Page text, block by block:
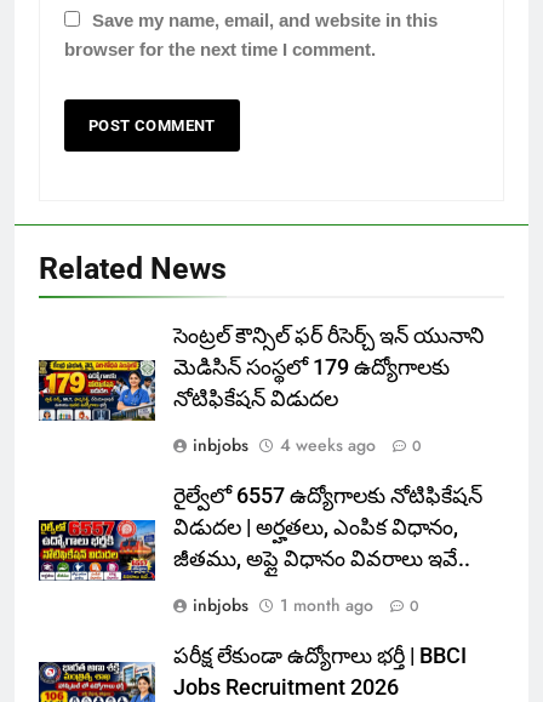
Save my name, email, and website in this
browser for the next time I comment.
Related News
సెంట్రల్ కౌన్సిల్ ఫర్ రీసెర్చ్ ఇన్ యునాని
మెడిసిన్ సంస్థలో 179 ఉద్యోగాలకు
నోటిఫికేషన్ విడుదల
inbjobs
4 weeks ago 0
రైల్వేలో 6557 ఉద్యోగాలకు నోటిఫికేషన్
విడుదల | అర్హతలు, ఎంపిక విధానం,
జీతము, అప్లై విధానం వివరాలు ఇవే..
inbjobs
1 month ago 0
పరీక్ష లేకుండా ఉద్యోగాలు భర్తీ | BBCI
Jobs Recruitment 2026